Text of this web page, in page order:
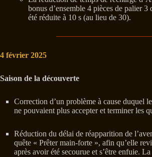
bonus d’ensemble 4 pièces de palier 3
été réduite à 10 s (au lieu de 30).
4 février 2025
Saison de la découverte
Correction d’un problème à cause duquel
ne pouvaient plus accepter et terminer les
Réduction du délai de réapparition de
quête « Prêter main-forte », afin qu’elle
après avoir été secourue et s’être enfuie.